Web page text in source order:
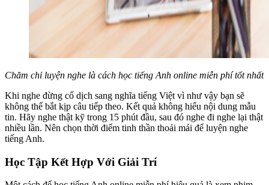
Chăm chỉ luyện nghe là cách học tiếng Anh online miễn phí tốt nhất
Khi nghe đừng cố dịch sang nghĩa tiếng Việt vì như vậy bạn sẽ
không thể bắt kịp câu tiếp theo. Kết quả không hiểu nội dung mẫu
tin. Hãy nghe thật kỹ trong 15 phút đầu, sau đó nghe đi nghe lại thật
nhiều lần. Nên chọn thời điểm tinh thần thoải mái để luyện nghe
tiếng Anh.
Học Tập Kết Hợp Với Giải Trí